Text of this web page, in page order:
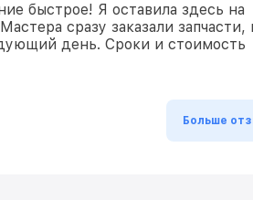
быстрое! Я оставила здесь на
сразу заказали запчасти,
день. Сроки и стоимость
Больше